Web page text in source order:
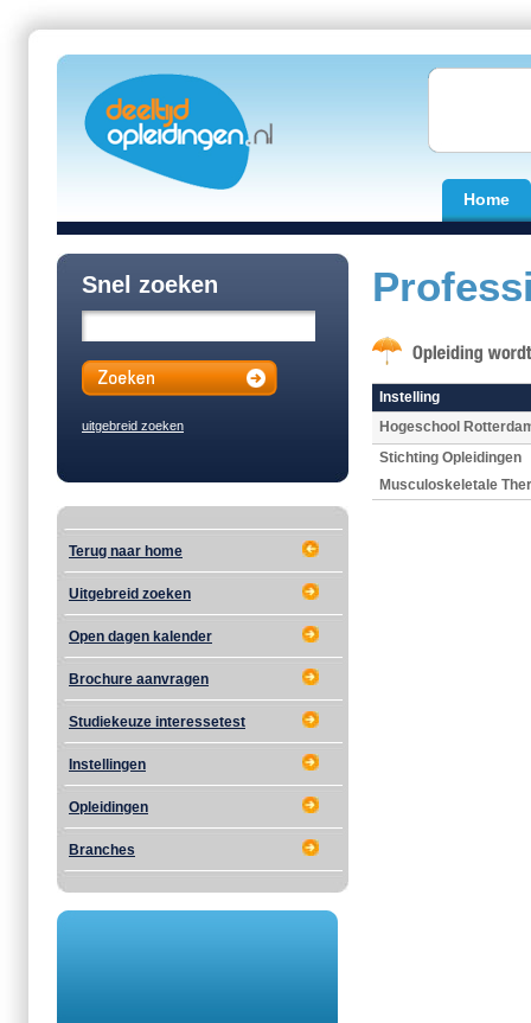
Home
Snel zoeken
uitgebreid zoeken
Terug naar home
Uitgebreid zoeken
Open dagen kalender
Brochure aanvragen
Studiekeuze interessetest
Instellingen
Opleidingen
Branches
Instelling
Hogeschool
Stichting Opleidingen
Musculoskeletale